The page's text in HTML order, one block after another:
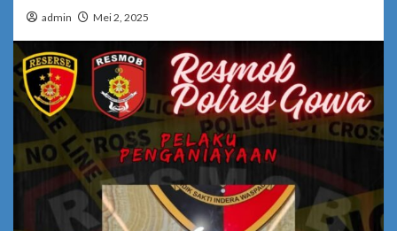
admin Mei 2, 2025